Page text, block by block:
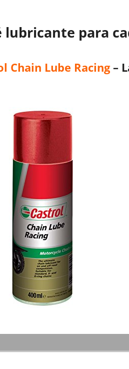
lubricante para
Chain Lube Racing–